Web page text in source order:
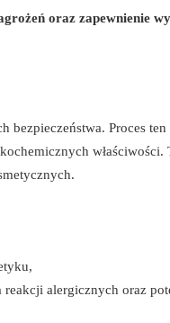
oraz zapewnienie
Proces ten
właściwości.
alergicznych oraz